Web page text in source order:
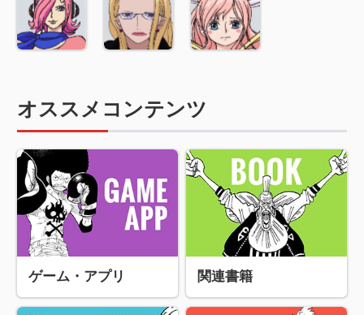
オススメコンテンツ
ゲーム・アプリ 関連書籍